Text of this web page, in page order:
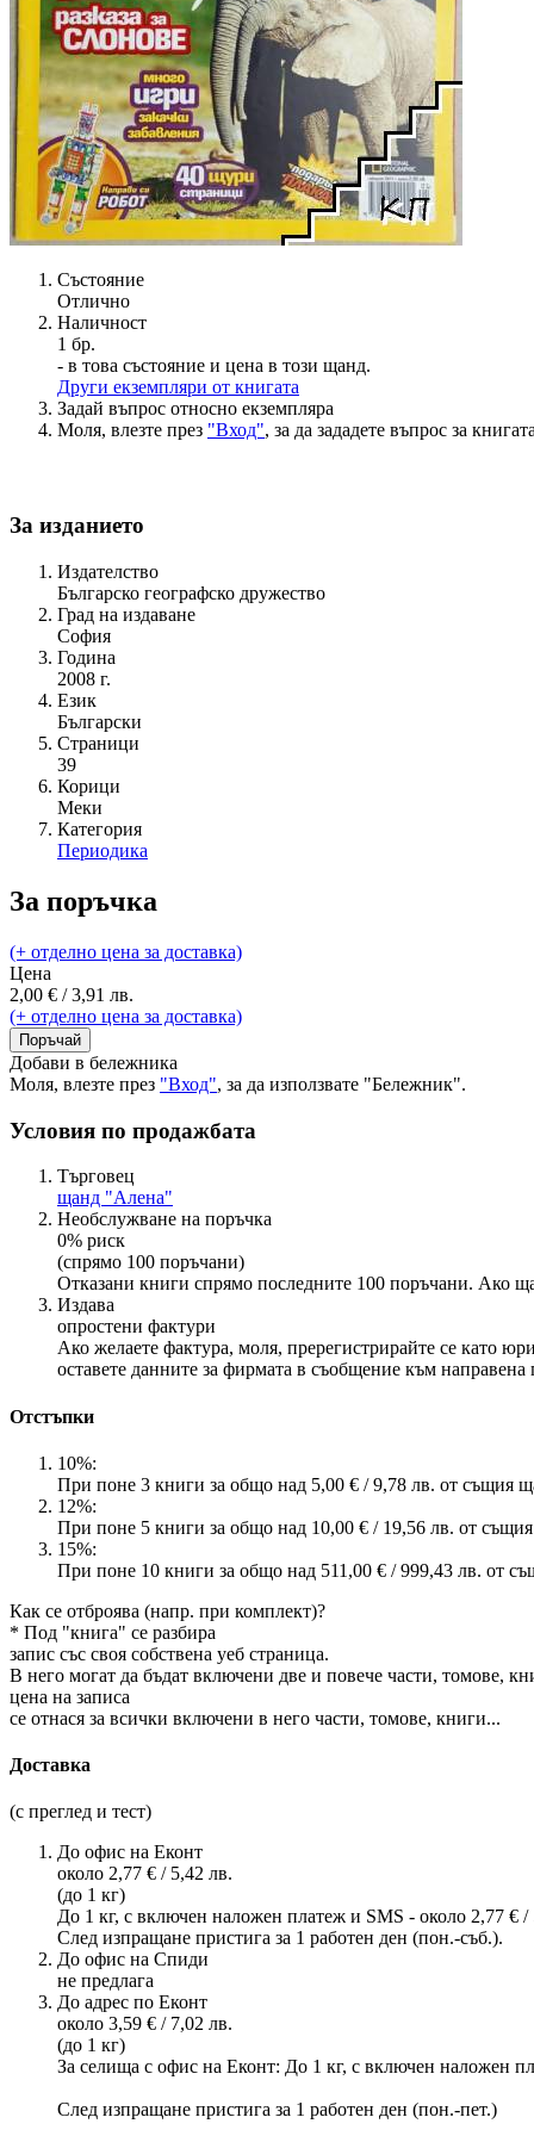
Състояние
Отлично
Наличност
1 бр.
- в това състояние и цена в този щанд.
Други екземпляри от книгата
Задай въпрос относно екземпляра
Моля, влезте през "Вход", за да зададете въпрос за
За изданието
Издателство
Българско географско дружество
Град на издаване
София
Година
2008 г.
Език
Български
Страници
39
Корици
Меки
Категория
Периодика
За поръчка
(+ отделно цена за доставка)
Цена
2,00 € / 3,91 лв.
(+ отделно цена за доставка)
Поръчай
Добави в бележника
Моля, влезте през "Вход", за да използвате "Бележник".
Условия по продажбата
Търговец
щанд "Алена"
Необслужване на поръчка
0% риск
(спрямо 100 поръчани)
Отказани книги спрямо последните 100 поръчани. Ако
Издава
опростени фактури
Ако желаете фактура, моля, пререгистрирайте се
оставете данните за фирмата в съобщение към направена
Отстъпки
10%:
При поне 3 книги за общо над 5,00 € / 9,78 лв. от същия
12%:
При поне 5 книги за общо над 10,00 € / 19,56 лв. от
15%:
При поне 10 книги за общо над 511,00 € / 999,43 лв. от
Как се отброява (напр. при комплект)?
* Под "книга" се разбира
запис със своя собствена уеб страница.
В него могат да бъдат включени две и повече части, томове,
цена на записа
се отнася за всички включени в него части, томове, книги...
Доставка
(с преглед и тест)
До офис на Еконт
около 2,77 € / 5,42 лв.
(до 1 кг)
До 1 кг, с включен наложен платеж и SMS - около 2,77 €
След изпращане пристига за 1 работен ден (пон.-съб.).
До офис на Спиди
не предлага
До адрес по Еконт
около 3,59 € / 7,02 лв.
(до 1 кг)
За селища с офис на Еконт: До 1 кг, с включен наложен
След изпращане пристига за 1 работен ден (пон.-пет.)